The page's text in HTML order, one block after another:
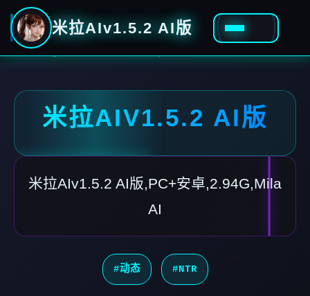
米拉AIv1.5.2 AI版
米拉AIV1.5.2 AI版
米拉AIv1.5.2 AI版,PC+安卓,2.94G,Mila
AI
#动态 #NTR